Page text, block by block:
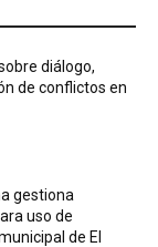
diálogo,
de conflictos en
gestiona
uso de
de El